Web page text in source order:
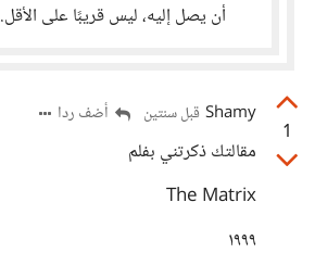
أن يصل إليه، ليس قريبًا على الأقل.
1
Shamy قبل سنتين أضف ردا
مقالتك ذكرتني بفلم
The Matrix
١٩٩٩